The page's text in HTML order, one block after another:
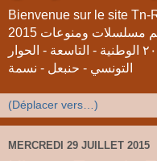
Bienvenue sur le site
2015 مرحبا بكم على موقع الذي سيجمع لكم مسلسلات ومنوعات
القنوات التونسية لرمضان ٢٠١٥ الوطنية - التاسعة - الحوار
التونسي - حنبعل - نسمة
MERCREDI 29 JUILLET 2015